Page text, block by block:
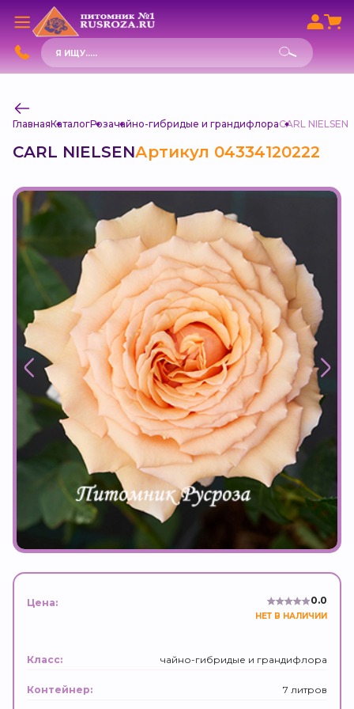
Поиск
товаров
ГлавнаяКаталогРозачайно-гибридые и грандифлораCARL NIELSEN
CARL NIELSENАртикул 04334120222
Цена: 0.0
НЕТ В НАЛИЧИИ
Класс: чайно-гибридые и грандифлора
Контейнер: 7 литров